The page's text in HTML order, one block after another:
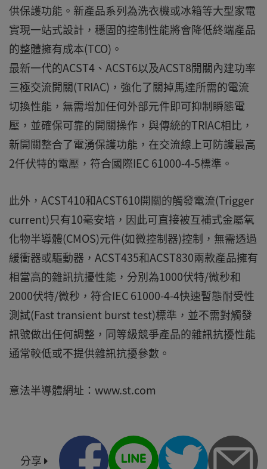
供保護功能。新產品系列為洗衣機或冰箱等大型家電
實現一站式設計，穩固的控制性能將會降低終端產品
的整體擁有成本(TCO)。
最新一代的ACST4、ACST6以及ACST8開關內建功率
三極交流開關(TRIAC)，強化了關掉馬達所需的電流
切換性能，無需增加任何外部元件即可抑制瞬態電
壓，並確保可靠的開關操作，與傳統的TRIAC相比，
新開關整合了電湧保護功能，在交流線上可防護最高
2仟伏特的電壓，符合國際IEC 61000-4-5標準。
此外，ACST410和ACST610開關的觸發電流(Trigger
current)只有10毫安培，因此可直接被互補式金屬氧
化物半導體(CMOS)元件(如微控制器)控制，無需透過
緩衝器或驅動器，ACST435和ACST830兩款產品擁有
相當高的雜訊抗擾性能，分別為1000伏特/微秒和
2000伏特/微秒，符合IEC 61000-4-4快速暫態耐受性
測試(Fast transient burst test)標準，並不需對觸發
訊號做出任何調整，同等級競爭產品的雜訊抗擾性能
通常較低或不提供雜訊抗擾參數。
意法半導體網址：www.st.com
分享